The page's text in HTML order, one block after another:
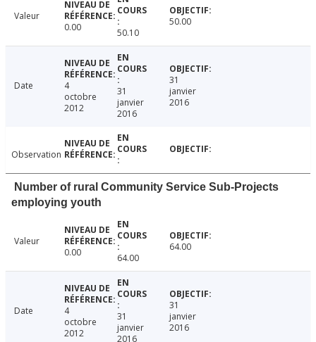
Valeur
0.00
50.10
50.00
Date
4
octobre
2012
31
janvier
2016
31
janvier
2016
Observation
Number of rural Community Service Sub-Projects
employing youth
Valeur
0.00
64.00
64.00
Date
4
octobre
2012
31
janvier
2016
31
janvier
2016